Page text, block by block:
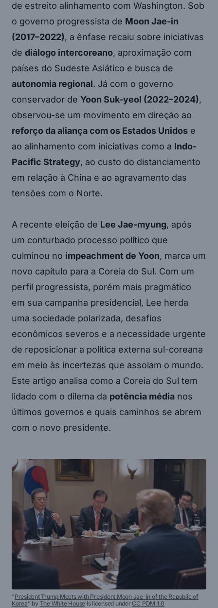
de estreito alinhamento com Washington. Sob
o governo progressista de Moon Jae-in
(2017–2022), a ênfase recaiu sobre iniciativas
de diálogo intercoreano, aproximação com
países do Sudeste Asiático e busca de
autonomia regional. Já com o governo
conservador de Yoon Suk-yeol (2022–2024),
observou-se um movimento em direção ao
reforço da aliança com os Estados Unidos e
ao alinhamento com iniciativas como a Indo-
Pacific Strategy, ao custo do distanciamento
em relação à China e ao agravamento das
tensões com o Norte.
A recente eleição de Lee Jae-myung, após
um conturbado processo político que
culminou no impeachment de Yoon, marca um
novo capítulo para a Coreia do Sul. Com um
perfil progressista, porém mais pragmático
em sua campanha presidencial, Lee herda
uma sociedade polarizada, desafios
econômicos severos e a necessidade urgente
de reposicionar a política externa sul-coreana
em meio às incertezas que assolam o mundo.
Este artigo analisa como a Coreia do Sul tem
lidado com o dilema da potência média nos
últimos governos e quais caminhos se abrem
com o novo presidente.
“President Trump Meets with President Moon Jae-in of the Republic of
Korea” by The White House is licensed underCC PDM 1.0